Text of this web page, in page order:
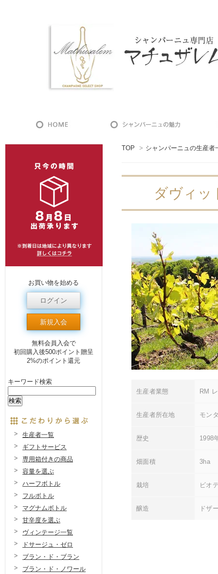
TOP > シャンパーニュの生産者
ダヴィ
生産者業態 RM
生産者所在地 モン
歴史 1998
畑面積 3ha
栽培 ビオ
醸造 ドザ
お買い物を始める
ログイン
新規入会
無料会員入会で
初回購入後500ポイント贈呈
2%のポイント還元
キーワード検索
生産者一覧
ギフトサービス
専用箱付きの商品
容量を選ぶ
ハーフボトル
フルボトル
マグナムボトル
甘辛度を選ぶ
ヴィンテージ一覧
ドサージュ・ゼロ
ブラン・ド・ブラン
ブラン・ド・ノワール